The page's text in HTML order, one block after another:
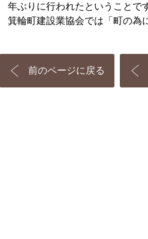
年ぶりに行われたということで
箕輪町建設業協会では「町の為
前のページに戻る